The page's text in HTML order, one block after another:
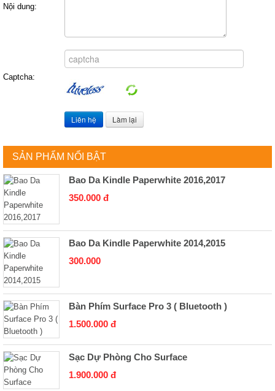
Nội dung:
Captcha:
SẢN PHẨM NỔI BẬT
Bao Da Kindle Paperwhite 2016,2017
350.000 đ
Bao Da Kindle Paperwhite 2014,2015
300.000
Bàn Phím Surface Pro 3 ( Bluetooth )
1.500.000 đ
Sạc Dự Phòng Cho Surface
1.900.000 đ